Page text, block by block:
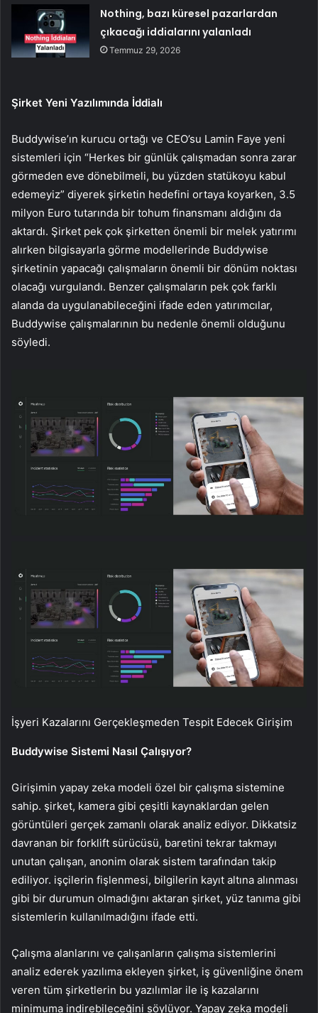
Nothing, bazı küresel pazarlardan
çıkacağı iddialarını yalanladı
Temmuz 29, 2026
Şirket Yeni Yazılımında İddialı
Buddywise’ın kurucu ortağı ve CEO’su Lamin Faye yeni
sistemleri için “Herkes bir günlük çalışmadan sonra zarar
görmeden eve dönebilmeli, bu yüzden statükoyu kabul
edemeyiz” diyerek şirketin hedefini ortaya koyarken, 3.5
milyon Euro tutarında bir tohum finansmanı aldığını da
aktardı. Şirket pek çok şirketten önemli bir melek yatırımı
alırken bilgisayarla görme modellerinde Buddywise
şirketinin yapacağı çalışmaların önemli bir dönüm noktası
olacağı vurgulandı. Benzer çalışmaların pek çok farklı
alanda da uygulanabileceğini ifade eden yatırımcılar,
Buddywise çalışmalarının bu nedenle önemli olduğunu
söyledi.
İşyeri Kazalarını Gerçekleşmeden Tespit Edecek Girişim
Buddywise Sistemi Nasıl Çalışıyor?
Girişimin yapay zeka modeli özel bir çalışma sistemine
sahip. şirket, kamera gibi çeşitli kaynaklardan gelen
görüntüleri gerçek zamanlı olarak analiz ediyor. Dikkatsiz
davranan bir forklift sürücüsü, baretini tekrar takmayı
unutan çalışan, anonim olarak sistem tarafından takip
ediliyor. işçilerin fişlenmesi, bilgilerin kayıt altına alınması
gibi bir durumun olmadığını aktaran şirket, yüz tanıma gibi
sistemlerin kullanılmadığını ifade etti.
Çalışma alanlarını ve çalışanların çalışma sistemlerini
analiz ederek yazılıma ekleyen şirket, iş güvenliğine önem
veren tüm şirketlerin bu yazılımlar ile iş kazalarını
minimuma indirebileceğini söylüyor. Yapay zeka modeli